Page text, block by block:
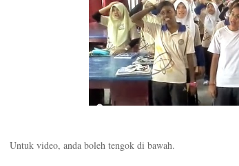
Untuk video, anda boleh tengok di bawah.